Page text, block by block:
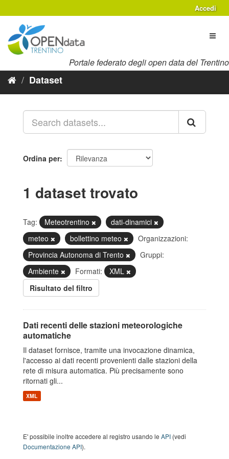
al
contenuto
Accedi
Portale federato degli open data del Trentino
Dataset
Ordina per
1 dataset trovato
Tag: Meteotrentino
dati-dinamici
meteo
bollettino meteo
Organizzazioni:
Provincia Autonoma di Trento
Gruppi:
Ambiente
Formati:
XML
Risultato del filtro
Dati recenti delle stazioni meteorologiche
automatiche
Il dataset fornisce, tramite una invocazione dinamica,
l'accesso ai dati recenti provenienti dalle stazioni della
rete di misura automatica. Più precisamente sono
ritornati gli...
XML
E' possibile inoltre accedere al registro usando le API (vedi
Documentazione API).